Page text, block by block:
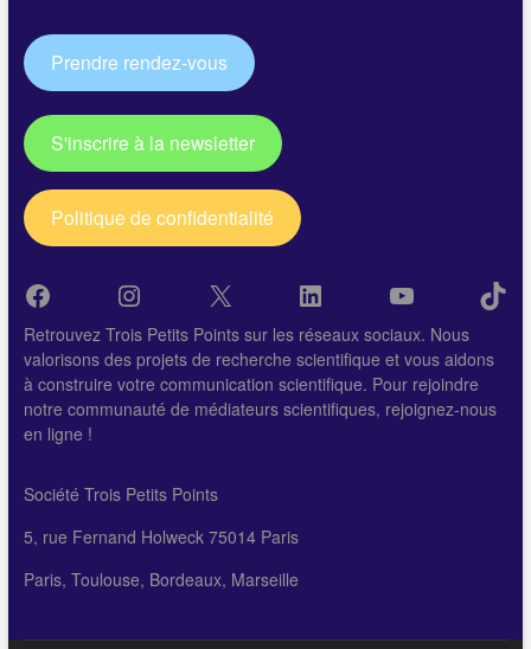
Prendre rendez-vous
S'inscrire à la newsletter
Politique de confidentialité
FacebookInstagram
X LinkedInYouTube
Retrouvez Trois Petits Points sur les réseaux sociaux. Nous
valorisons des projets de recherche scientifique et vous aidons
à construire votre communication scientifique. Pour rejoindre
notre communauté de médiateurs scientifiques, rejoignez-nous
en ligne !
Société Trois Petits Points
5, rue Fernand Holweck 75014 Paris
Paris, Toulouse, Bordeaux, Marseille